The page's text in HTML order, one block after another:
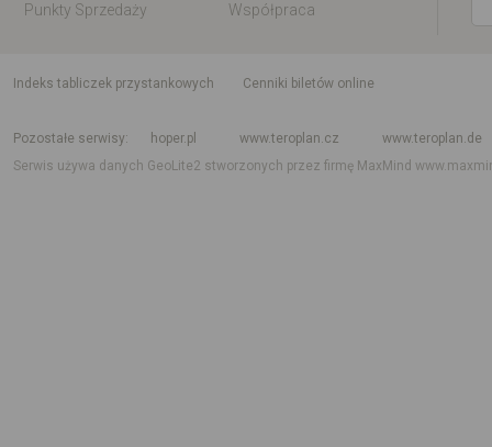
Punkty Sprzedaży
Współpraca
indeks tabliczek przystankowych
Cenniki biletów online
Pozostałe serwisy
hoper.pl www.teroplan.cz
www.teroplan.de
Serwis używa danych GeoLite2 stworzonych przez firmę MaxMind